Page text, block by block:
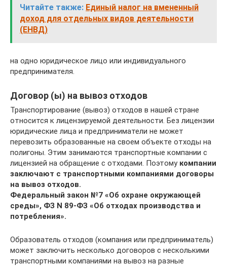
Читайте также: Единый налог на вмененный
доход для отдельных видов деятельности
(ЕНВД)
на одно юридическое лицо или индивидуального
предпринимателя.
Договор (ы) на вывоз отходов
Транспортирование (вывоз) отходов в нашей стране
относится к лицензируемой деятельности. Без лицензии
юридические лица и предприниматели не может
перевозить образованные на своем объекте отходы на
полигоны. Этим занимаются транспортные компании с
лицензией на обращение с отходами. Поэтому компании
заключают с транспортными компаниями договоры
на вывоз отходов.
Федеральный закон №7 «Об охране окружающей
среды», ФЗ N 89-ФЗ «Об отходах производства и
потребления».
Образователь отходов (компания или предприниматель)
может заключить несколько договоров с несколькими
транспортными компаниями на вывоз на разные